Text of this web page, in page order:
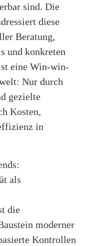
sind. Die
diese
Beratung,
und konkreten
eine Win-win-
Nur durch
gezielte
Kosten,
in
als
die
moderner
Kontrollen